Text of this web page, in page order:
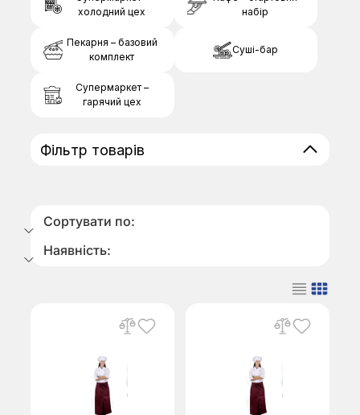
Фільтр товарів
холодний цех
набір
Пекарня – базовий
комплект
Суші-бар
Супермаркет –
гарячий цех
Сортувати по:
Наявність: